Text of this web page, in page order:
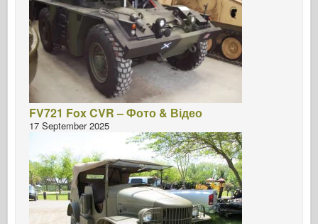
FV721 Fox CVR – Фото & Відео
17 September 2025